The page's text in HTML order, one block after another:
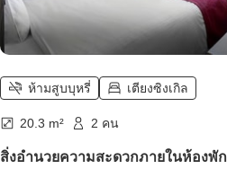
ห้ามสูบบุหรี่ เตียงซิงเกิล
20.3 m² 2 คน
สิ่งอำนวยความสะดวกภายในห้องพัก